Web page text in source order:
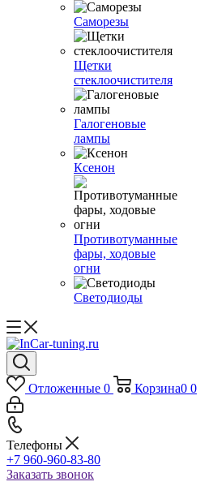
Саморезы
Щетки
стеклоочистителя
Галогеновые
лампы
Ксенон
Противотуманные
фары, ходовые
огни
Светодиоды
Отложенные 0 Корзина0 0
Телефоны
+7 960-960-83-80
Заказать звонок